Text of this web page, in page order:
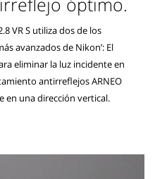
VR S utiliza dos de los
avanzados de Nikon’: El
eliminar la luz incidente en
antirreflejos ARNEO
en una dirección vertical.